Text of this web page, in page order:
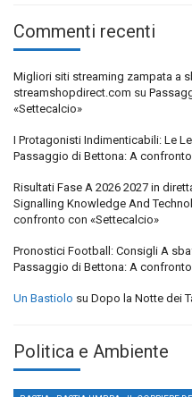
Commenti recenti
Migliori siti streaming zampata a
streamshopdirect.com su
«Settecalcio»
I Protagonisti Indimenticabili: Le
Passaggio di Bettona: A
Risultati Fase A 2026 2027 in
Signalling Knowledge And
confronto con «Settecalcio»
Pronostici Football: Consigli A
Passaggio di Bettona: A
Un Bastiolo su Dopo la Notte dei
Politica e Ambiente